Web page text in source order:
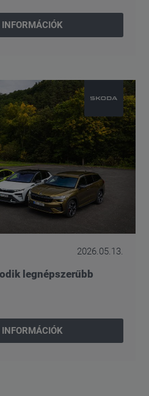
2026.05.13.
legnépszerűbb